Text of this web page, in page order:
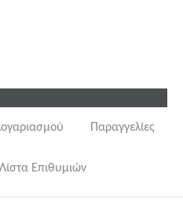
Παραγγελίες
Λίστα Επιθυμιών